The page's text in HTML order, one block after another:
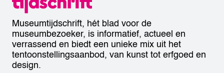
Museumtijdschrift, hét blad voor de
museumbezoeker, is informatief, actueel en
verrassend en biedt een unieke mix uit het
tentoonstellingsaanbod, van kunst tot erfgoed en
design.